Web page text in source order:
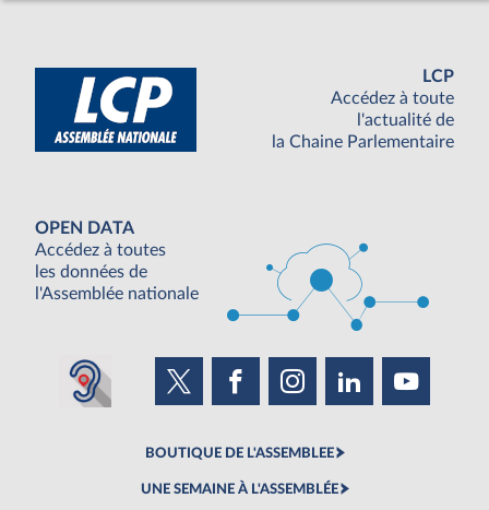
LCP
Accédez à toute
l'actualité de
la Chaine Parlementaire
OPEN DATA
Accédez à toutes
les données de
l'Assemblée nationale
BOUTIQUE DE L'ASSEMBLEE
UNE SEMAINE À L'ASSEMBLÉE